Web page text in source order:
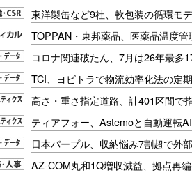
東洋製缶など9社、軟包装の循環モ
TOPPAN・東邦薬品、医薬品温度管
コロナ関連破たん、7月は26年最多
TCI、ヨビトラで物流効率化法の定
高さ・重さ指定道路、計401区間で
ティアフォー、Astemoと自動運転
日本パープル、収納悩み7割超で外
AZ-COM丸和1Q増収減益、拠点再編